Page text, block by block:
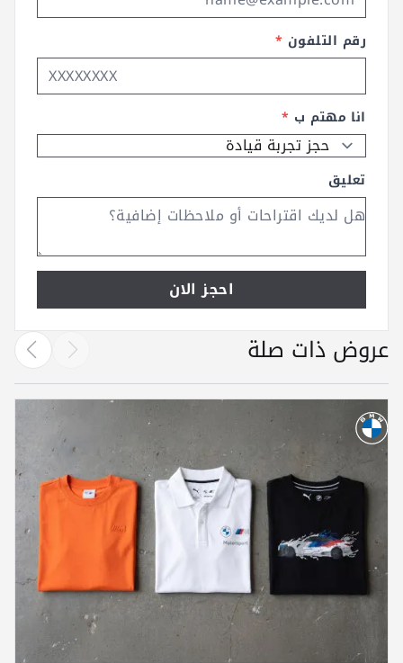
رقم التلفون *
انا مهتم ب *
تعليق
احجز الان
عروض ذات صلة